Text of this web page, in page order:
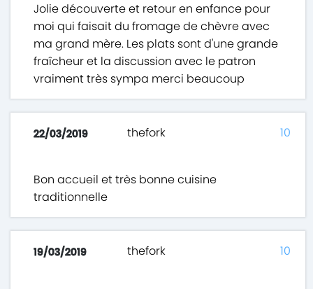
Jolie découverte et retour en enfance pour
moi qui faisait du fromage de chèvre avec
ma grand mère. Les plats sont d'une grande
fraîcheur et la discussion avec le patron
vraiment très sympa merci beaucoup
22/03/2019 thefork
Bon accueil et très bonne cuisine
traditionnelle
10
19/03/2019 thefork 10